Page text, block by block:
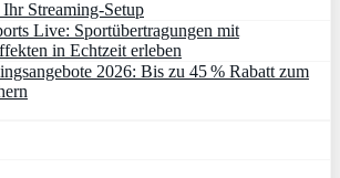
Streaming-Setup
Live: Sportübertragungen mit
in Echtzeit erleben
2026: Bis zu 45 % Rabatt zum